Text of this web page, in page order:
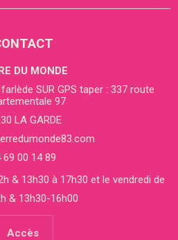
DU MONDE
SUR GPS taper : 337 route
97
LA GARDE
69 00 14 89
& 13h30 à 17h30 et le vendredi de
& 13h30-16h00
Accès